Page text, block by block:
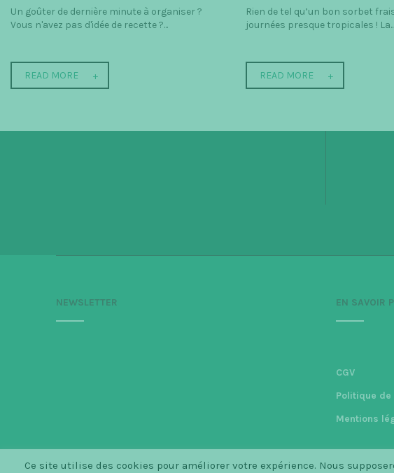
Un goûter de dernière minute à organiser ?
Vous n'avez pas d'idée de recette ?...
READ MORE
Rien de tel qu’un bon sorbet
journées presque tropicales ! La...
READ MORE
NEWSLETTER EN SAVOIR
CGV
Politique
Mentions
Ce site utilise des cookies pour améliorer votre expérience. Nous